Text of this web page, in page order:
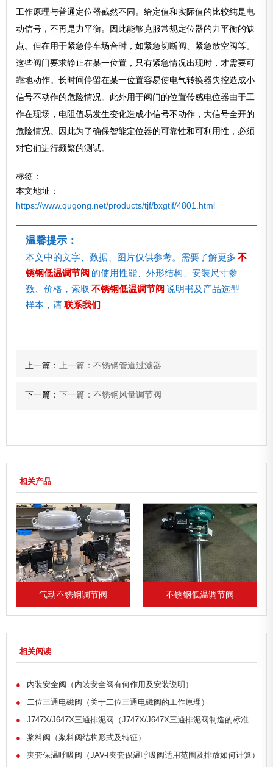
工作原理与普通定位器截然不同。给定值和实际值的比较纯是电
动信号，不再是力平衡。因此能够克服常规定位器的力平衡的缺
点。但在用于紧急停车场合时，如紧急切断阀、紧急放空阀等。
这些阀门要求静止在某一位置，只有紧急情况出现时，才需要可
靠地动作。长时间停留在某一位置容易使电气转换器失控造成小
信号不动作的危险情况。此外用于阀门的位置传感电位器由于工
作在现场，电阻值易发生变化造成小信号不动作，大信号全开的
危险情况。因此为了确保智能定位器的可靠性和可利用性，必须
对它们进行频繁的测试。
标签：
本文地址：
https://www.qugong.net/products/tjf/bxgtjf/4801.html
温馨提示：
本文中的文字、数据、图片仅供参考。需要了解更多 不
锈钢低温调节阀 的使用性能、外形结构、安装尺寸参
数、价格，索取 不锈钢低温调节阀 说明书及产品选型
样本，请联系我们
上一篇： 上一篇：不锈钢管道过滤器
下一篇：下一篇：不锈钢风量调节阀
相关产品
不锈钢低温调节阀 不锈钢风量调节阀
相关阅读
●
内装安全阀（内装安全阀有何作用及安装说明）
●
二位三通电磁阀（关于二位三通电磁阀的工作原理）
●
J747X/J647X三通排泥阀（J747X/J647X三通排泥阀制造的标准规范）
●
浆料阀（浆料阀结构形式及特征）
●
夹套保温呼吸阀（JAV-I夹套保温呼吸阀适用范围及排放如何计算）